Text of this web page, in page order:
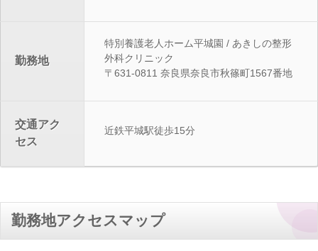
勤務地
特別養護老人ホーム平城園 / あきしの整形
外科クリニック
〒631-0811 奈良県奈良市秋篠町1567番地
交通アク
セス
近鉄平城駅徒歩15分
勤務地アクセスマップ